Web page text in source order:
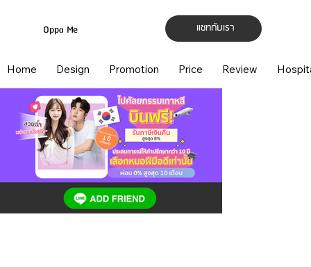
แชทกับเรา
Oppa Me
Home Design Promotion Price Review